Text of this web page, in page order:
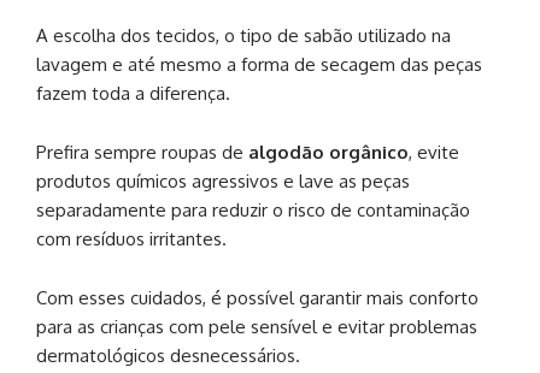
A escolha dos tecidos, o tipo de sabão utilizado na
lavagem e até mesmo a forma de secagem das peças
fazem toda a diferença.
Prefira sempre roupas de algodão orgânico, evite
produtos químicos agressivos e lave as peças
separadamente para reduzir o risco de contaminação
com resíduos irritantes.
Com esses cuidados, é possível garantir mais conforto
para as crianças com pele sensível e evitar problemas
dermatológicos desnecessários.